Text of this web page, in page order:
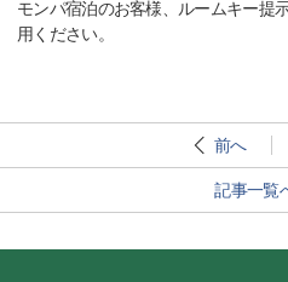
モンパ宿泊のお客様、ルームキー提
用ください。
前へ
記事一覧